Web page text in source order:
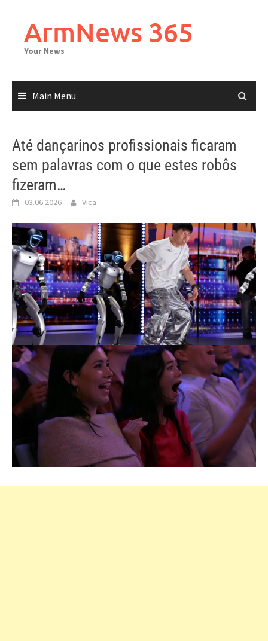
contentArmNews 365
Your News
Main Menu
Até dançarinos profissionais ficaram
sem palavras com o que estes robôs
fizeram…
03.06.2026 Vica